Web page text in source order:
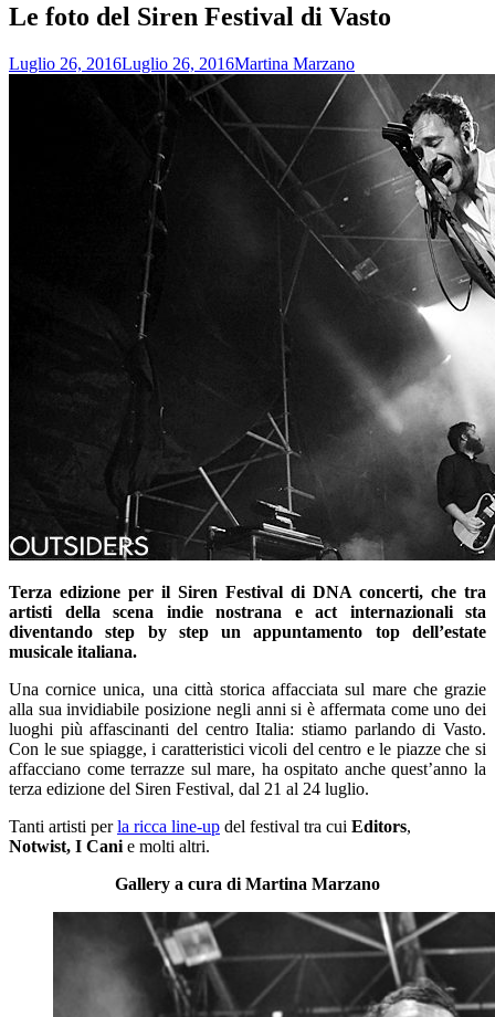
Le foto del Siren Festival di Vasto
Luglio 26, 2016Luglio 26, 2016Martina Marzano
Terza edizione per il Siren Festival di DNA concerti, che tra
artisti della scena indie nostrana e act internazionali sta
diventando step by step un appuntamento top dell’estate
musicale italiana.
Una cornice unica, una città storica affacciata sul mare che grazie
alla sua invidiabile posizione negli anni si è affermata come uno dei
luoghi più affascinanti del centro Italia: stiamo parlando di Vasto.
Con le sue spiagge, i caratteristici vicoli del centro e le piazze che si
affacciano come terrazze sul mare, ha ospitato anche quest’anno la
terza edizione del Siren Festival, dal 21 al 24 luglio.
Tanti artisti perla ricca line-up del festival tra cui Editors,
Notwist, I Cani e molti altri.
Gallery a cura di Martina Marzano